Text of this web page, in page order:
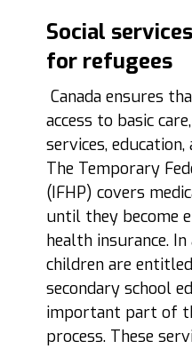
Social
for refugees
Canada ensures
access to basic
services, education,
The Temporary
(IFHP) covers
until they become
health insurance.
children are
secondary school
important part of
process. These